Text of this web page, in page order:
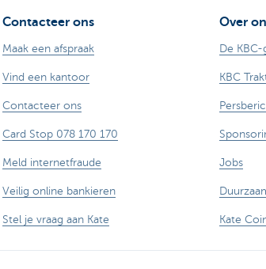
Contacteer ons
Maak een afspraak
Vind een kantoor
Contacteer ons
Card Stop 078 170 170
Meld internetfraude
Veilig online bankieren
Stel je vraag aan Kate
Over
De
KBC
Jobs
Kate